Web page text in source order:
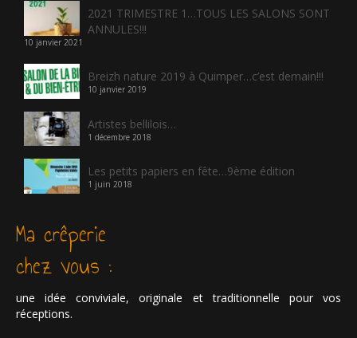
2021 TRIMESTRE 1…TOUS LES SALONS SONT
ANNULES!!!
10 janvier 2021
Breizh nature 2019 à Quimper…c’est demain!!!
10 janvier 2019
Artistes bellilois…
1 décembre 2018
Les petits papiers en fête…9ème édition
1 juin 2018
Ma crêperie
chez vous :
une idée conviviale, originale et traditionnelle pour vos
réceptions.